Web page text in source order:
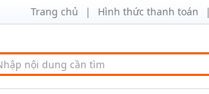
Trang chủ Hình thức thanh toán